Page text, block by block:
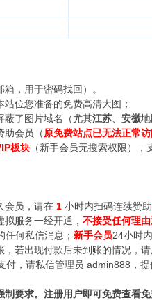
箱，用于密码找回）。
站位您准备的免费高清大图；
蔽了图片域名（尤其江苏 安徽
助会员（原免费站点已无法正常访
板块 （新手会员无搜索权限）
会员，请在 1 小时内扫码连续赞助
拟服务一经开通， 不接受任何理
何私信消息； 新手会员24小时
若出现付款后未到账的情况，
，请私信管理员 admin888，
制要求。注册用户即可免费查看